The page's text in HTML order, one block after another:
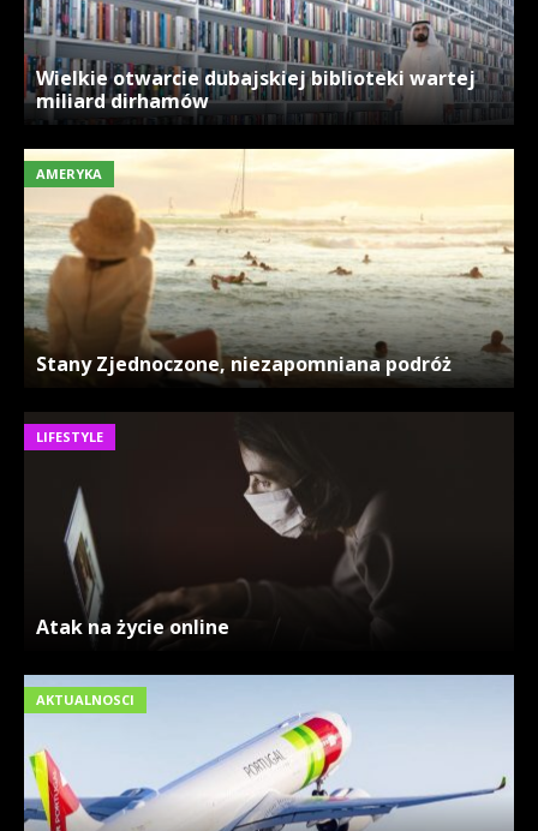
Wielkie otwarcie dubajskiej biblioteki wartej
miliard dirhamów
AMERYKA
Stany Zjednoczone, niezapomniana podróż
LIFESTYLE
Atak na życie online
AKTUALNOSCI